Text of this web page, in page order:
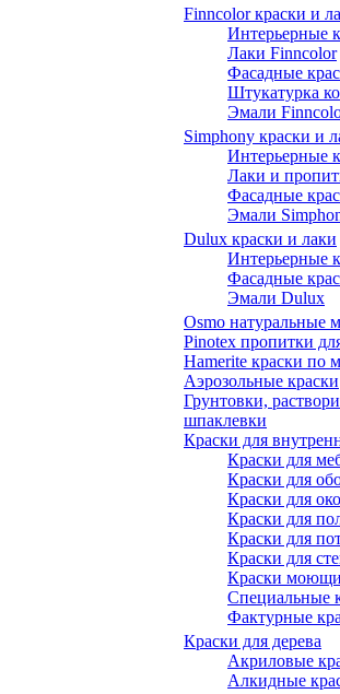
Finncolor краски и
Интерьерные
Лаки Finncolor
Фасадные
Штукатурка
Эмали
Simphony краски и
Интерьерные
Лаки и
Фасадные
Эмали
Dulux краски и лаки
Интерьерные
Фасадные
Эмали Dulux
Osmo натуральные
Pinotex пропитки
Hamerite краски по
Аэрозольные краски
Грунтовки,
шпаклевки
Краски для
Краски для
Краски для
Краски для
Краски для
Краски для
Краски для
Краски
Специальные
Фактурные
Краски для дерева
Акриловые
Алкидные